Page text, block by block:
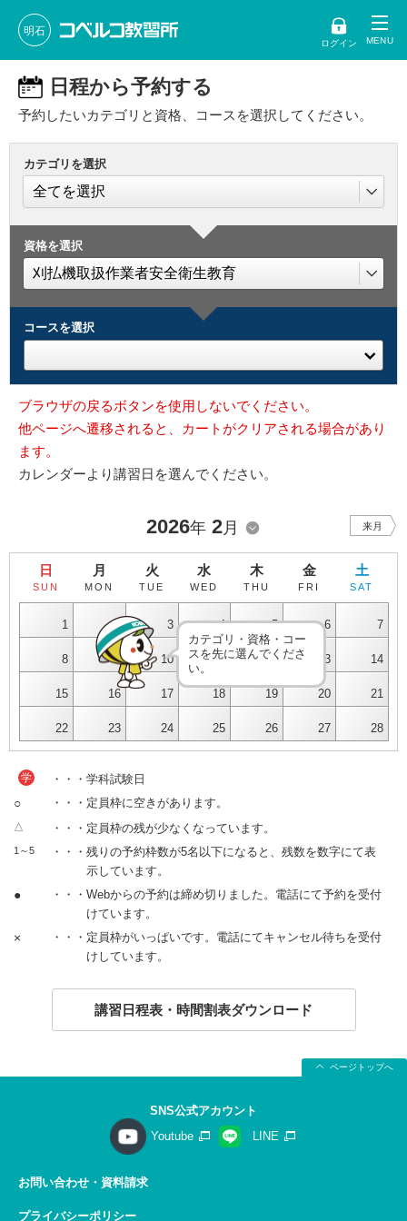
明石
ログイン
日程から予約する
予約したいカテゴリと資格、コースを選択してください。
カテゴリを選択
資格を選択
コースを選択
ブラウザの戻るボタンを使用しないでください。
他ページへ遷移されると、カートがクリアされる場合があり
ます。
カレンダーより講習日を選んでください。
2026年 2月 来月
日
SUN
月
MON
火
TUE
水
WED
木
THU
金
FRI
土
SAT
1 2 3 4 5 6 7
8 9 10 11 12 13 14
15 16 17 18 19 20 21
22 23 24 25 26 27 28
カテゴリ・資格・コー
スを先に選んでくださ
い。
学 ・・・学科試験日
○ ・・・定員枠に空きがあります。
△ ・・・定員枠の残が少なくなっています。
1～5
・・・残りの予約枠数が5名以下になると、残数を数字にて表
示しています。
●
・・・Webからの予約は締め切りました。電話にて予約を受付
けています。
×
・・・定員枠がいっぱいです。電話にてキャンセル待ちを受付
けしています。
講習日程表・時間割表ダウンロード
ページトップへ
SNS公式アカウント
Youtube
LINE
お問い合わせ・資料請求
プライバシーポリシー